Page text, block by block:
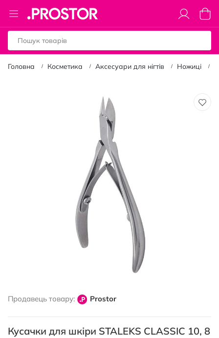
Toggle
Nav
Кошик
Головна Косметика Аксесуари для нігтів Ножиці
початку
зображень
Продавець товару: Prostor
Кусачки для шкіри STALEKS CLASSIC 10, 8